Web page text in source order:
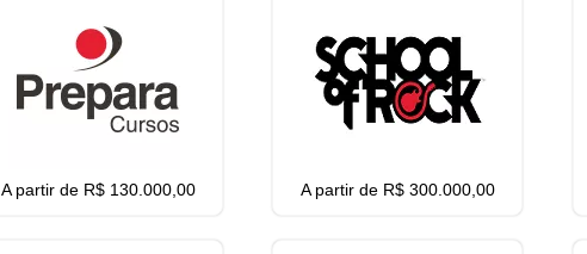
A partir de R$ 130.000,00 A partir de R$ 300.000,00